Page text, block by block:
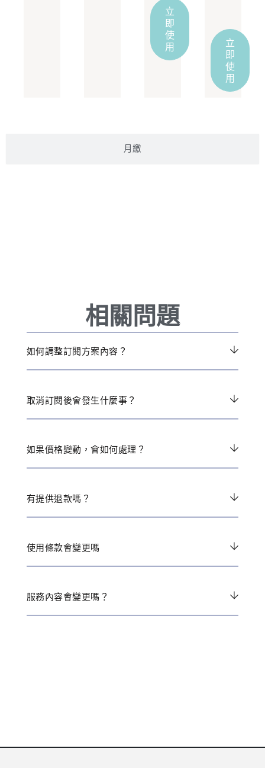
月繳
立
即
使
用
立
即
使
用
相關問題
如何調整訂閱方案內容？
取消訂閱後會發生什麼事？
如果價格變動，會如何處理？
有提供退款嗎？
使用條款會變更嗎
服務內容會變更嗎？